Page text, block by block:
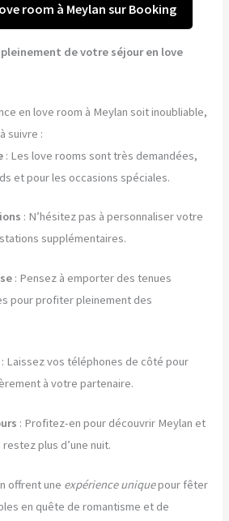
room à Meylan sur Booking
de votre séjour en love
en love room à Meylan soit inoubliable,
suivre :
: Les love rooms sont très demandées,
et pour les occasions spéciales.
: N’hésitez pas à personnaliser votre
supplémentaires.
: Pensez à emporter des tenues
pour profiter pleinement des
: Laissez vos téléphones de côté pour
à votre partenaire.
: Profitez-en pour découvrir Meylan et
plus d’une nuit.
offrent une expérience uniquepour fêter
en quête de romantisme et de